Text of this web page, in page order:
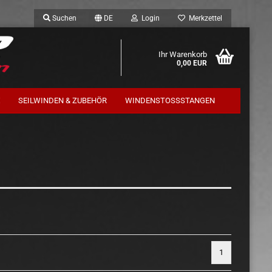
Suchen DE Login Merkzettel
Ihr Warenkorb
0,00 EUR
SEILWINDEN & ZUBEHÖR WINDENSTOSSSTANGEN
1